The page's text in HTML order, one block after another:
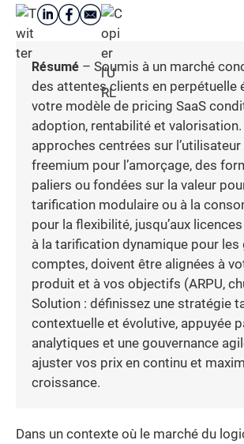
Résumé – Soumis à un marché
des attentes clients en perpétuelle
votre modèle de pricing SaaS
adoption, rentabilité et valorisation.
approches centrées sur l’utilisateur
freemium pour l’amorçage, des
paliers ou fondées sur la valeur
tarification modulaire ou à la
pour la flexibilité, jusqu’aux
à la tarification dynamique pour les
comptes, doivent être alignées à
produit et à vos objectifs (ARPU,
Solution : définissez une stratégie
contextuelle et évolutive, appuyée
analytiques et une gouvernance
ajuster vos prix en continu et
croissance.
Dans un contexte où le marché du